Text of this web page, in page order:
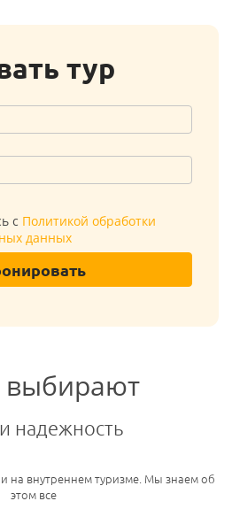
тур
с Политикой обработки
данных
выбирают
надежность
на внутреннем туризме. Мы знаем об
этом все